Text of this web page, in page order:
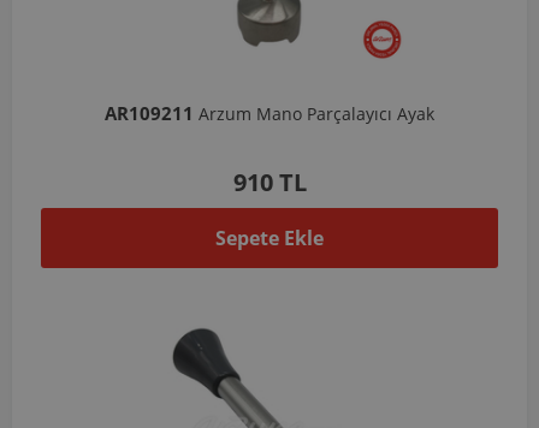
AR109211 Arzum Mano Parçalayıcı Ayak
910 TL
Sepete Ekle